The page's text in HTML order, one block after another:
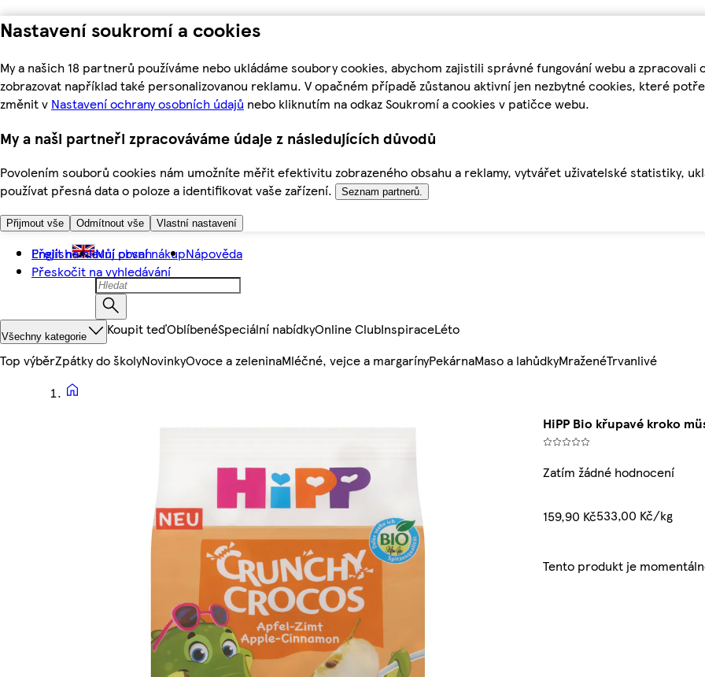
Nastavení soukromí a cookies
My a našich 18 partnerů používáme nebo ukládáme soubory cookies, abychom zajistili správné fungování webu a
zobrazovat například také personalizovanou reklamu. V opačném případě zůstanou aktivní jen nezbytné cookies, které
změnit v Nastavení ochrany osobních údajů nebo kliknutím na odkaz Soukromí a cookies v patičce webu.
My a naši partneři zpracováváme údaje z následujících důvodů
Povolením souborů cookies nám umožníte měřit efektivitu zobrazeného obsahu a reklamy, vytvářet uživatelské statistiky,
používat přesná data o poloze a identifikovat vaše zařízení.
Seznam partnerů.
Přijmout vše Odmítnout vše Vlastní nastavení
Přejít na hlavní obsah
Přeskočit na vyhledávání
English Můj první nákupNápověda
Všechny kategorie Koupit teďOblíbenéSpeciální nabídkyOnline ClubInspiraceLéto
Top výběrZpátky do školyNovinkyOvoce a zeleninaMléčné, vejce a margarínyPekárnaMaso a lahůdkyMraženéTrvanlivé
HiPP Bio křupavé kroko
Zatím žádné hodnocení
159,90 Kč533,00 Kč/kg
Tento produkt je